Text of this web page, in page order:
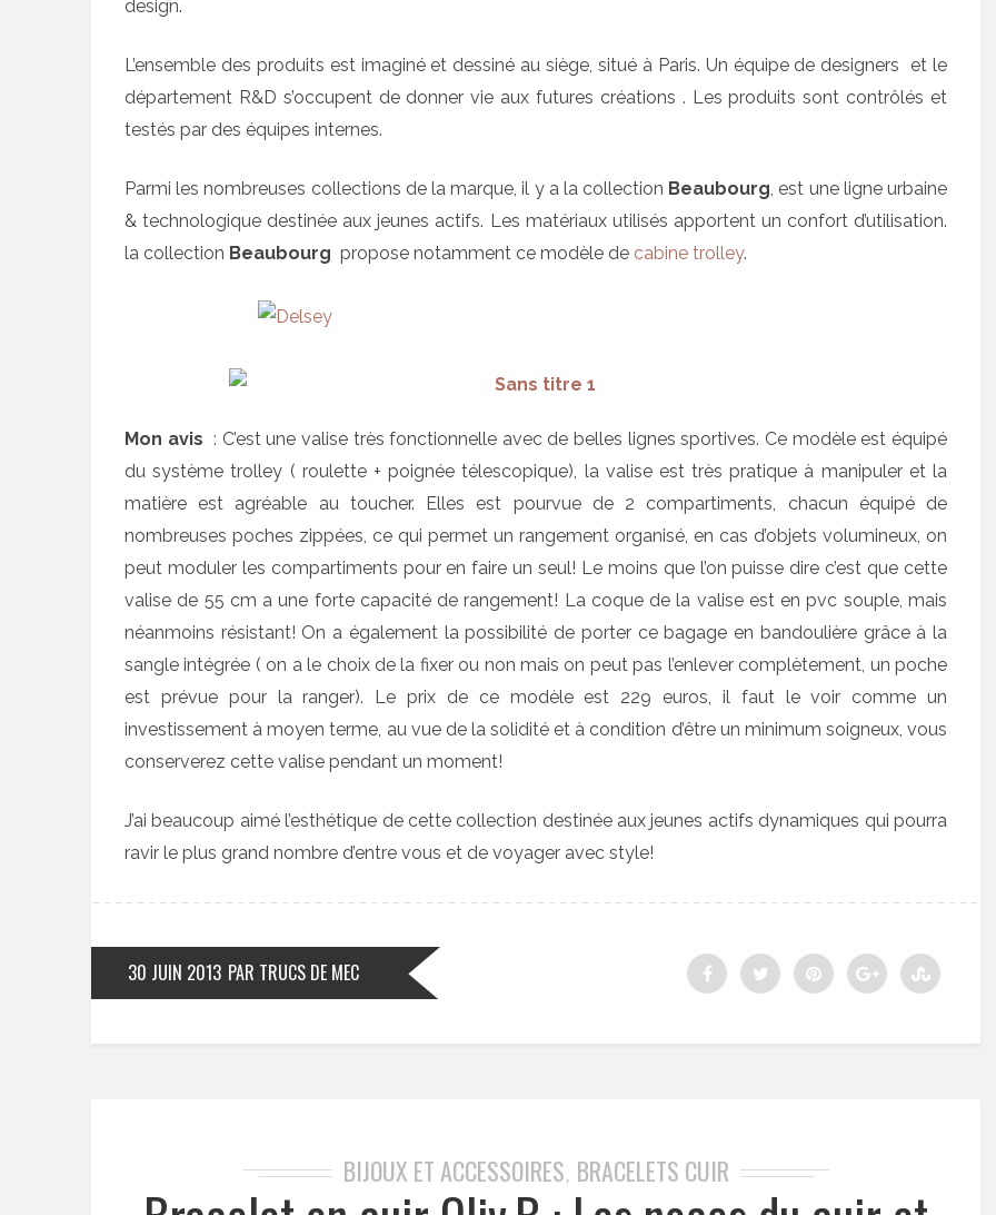
design.
L’ensemble des produits est imaginé et dessiné au siège, situé à Paris. Un équipe de designers et le
département R&D s’occupent de donner vie aux futures créations . Les produits sont contrôlés et
testés par des équipes internes.
Parmi les nombreuses collections de la marque, il y a la collection Beaubourg, est une ligne urbaine
& technologique destinée aux jeunes actifs. Les matériaux utilisés apportent un confort d’utilisation.
la collection Beaubourg propose notamment ce modèle de cabine trolley.
Mon avis : C’est une valise très fonctionnelle avec de belles lignes sportives. Ce modèle est équipé
du système trolley ( roulette + poignée télescopique), la valise est très pratique à manipuler et la
matière est agréable au toucher. Elles est pourvue de 2 compartiments, chacun équipé de
nombreuses poches zippées, ce qui permet un rangement organisé, en cas d’objets volumineux, on
peut moduler les compartiments pour en faire un seul! Le moins que l’on puisse dire c’est que cette
valise de 55 cm a une forte capacité de rangement! La coque de la valise est en pvc souple, mais
néanmoins résistant! On a également la possibilité de porter ce bagage en bandoulière grâce à la
sangle intégrée ( on a le choix de la fixer ou non mais on peut pas l’enlever complètement, un poche
est prévue pour la ranger). Le prix de ce modèle est 229 euros, il faut le voir comme un
investissement à moyen terme, au vue de la solidité et à condition d’être un minimum soigneux, vous
conserverez cette valise pendant un moment!
J’ai beaucoup aimé l’esthétique de cette collection destinée aux jeunes actifs dynamiques qui pourra
ravir le plus grand nombre d’entre vous et de voyager avec style!
30 JUIN 2013 PAR TRUCS DE MEC
BIJOUX ET ACCESSOIRES, BRACELETS CUIR